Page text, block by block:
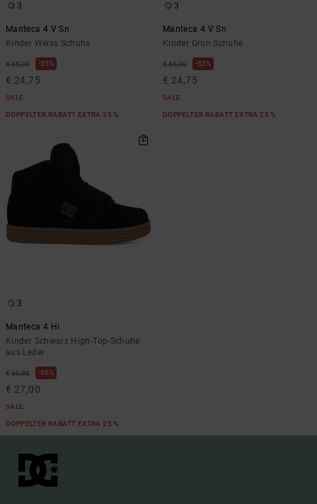
3
Manteca 4 V Sn
Kinder Weiss Schuhe
€ 55,00 55%
€ 24,75
SALE
DOPPELTER RABATT EXTRA 25 %
3
Manteca 4 V Sn
Kinder Grün Schuhe
€ 55,00 55%
€ 24,75
SALE
DOPPELTER RABATT EXTRA 25 %
3
Manteca 4 Hi
Kinder Schwarz High-Top-Schuhe
aus Leder
€ 60,00 55%
€ 27,00
SALE
DOPPELTER RABATT EXTRA 25 %